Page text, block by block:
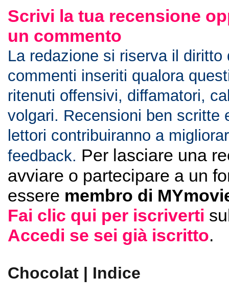
Scrivi la tua recensione
un commento
La redazione si riserva il diritto
commenti inseriti qualora
ritenuti offensivi, diffamatori,
volgari. Recensioni ben scritte
lettori contribuiranno a
feedback. Per lasciare una
avviare o partecipare a un
essere membro di
Fai clic qui per iscriverti
Accedi se sei già iscritto.
Chocolat | Indice